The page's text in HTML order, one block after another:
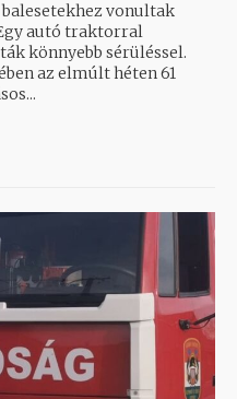
vonultak
autó traktorral
könnyebb sérüléssel.
az elmúlt héten 61